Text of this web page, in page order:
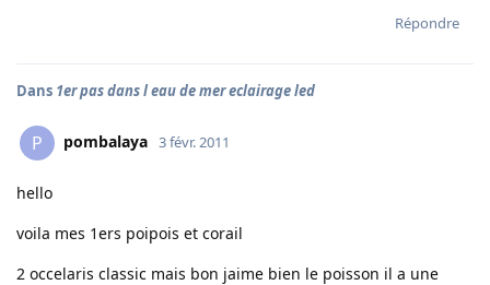
Répondre
Dans 1er pas dans l eau de mer eclairage led
P pombalaya 3 févr. 2011
hello
voila mes 1ers poipois et corail
2 occelaris classic mais bon jaime bien le poisson il a une